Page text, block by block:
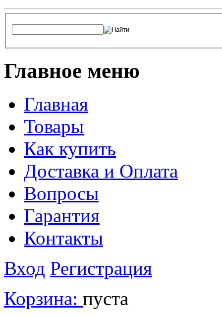
Главное меню
Главная
Товары
Как купить
Доставка и Оплата
Вопросы
Гарантия
Контакты
Вход Регистрация
Корзина: пуста